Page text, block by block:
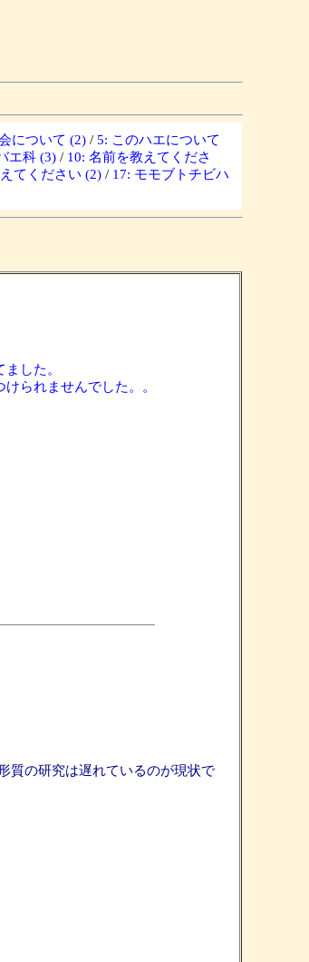
について (2) / 5: このハエについて
エ科 (3) / 10: 名前を教えてくださ
てください (2) / 17: モモブトチビハ
した。
られませんでした。。
質の研究は遅れているのが現状で